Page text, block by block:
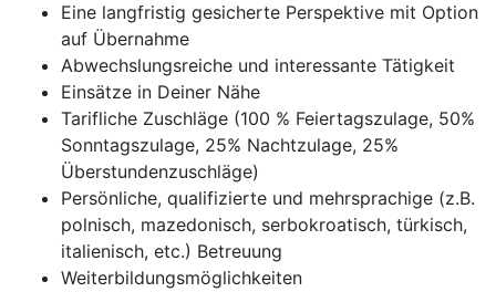
Eine langfristig gesicherte Perspektive mit Option
auf Übernahme
Abwechslungsreiche und interessante Tätigkeit
Einsätze in Deiner Nähe
Tarifliche Zuschläge (100 % Feiertagszulage, 50%
Sonntagszulage, 25% Nachtzulage, 25%
Überstundenzuschläge)
Persönliche, qualifizierte und mehrsprachige (z.B.
polnisch, mazedonisch, serbokroatisch, türkisch,
italienisch, etc.) Betreuung
Weiterbildungsmöglichkeiten